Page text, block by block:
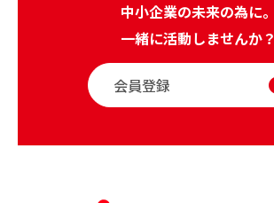
中小企業の未来の為に。
一緒に活動しませんか？
会員登録